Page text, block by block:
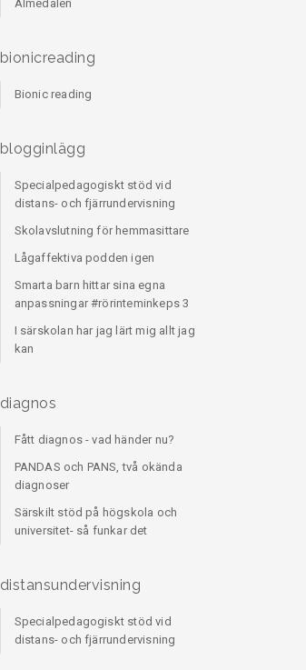
Almedalen
bionicreading
Bionic reading
blogginlägg
Specialpedagogiskt stöd vid
distans- och fjärrundervisning
Skolavslutning för hemmasittare
Lågaffektiva podden igen
Smarta barn hittar sina egna
anpassningar #rörinteminkeps 3
I särskolan har jag lärt mig allt jag
kan
diagnos
Fått diagnos - vad händer nu?
PANDAS och PANS, två okända
diagnoser
Särskilt stöd på högskola och
universitet- så funkar det
distansundervisning
Specialpedagogiskt stöd vid
distans- och fjärrundervisning